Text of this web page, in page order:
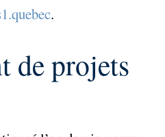
.
de projets